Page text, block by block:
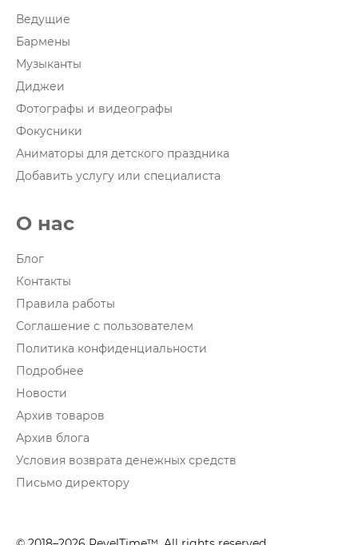
Ведущие
Бармены
Музыканты
Диджеи
Фотографы и видеографы
Фокусники
Аниматоры для детского праздника
Добавить услугу или специалиста
О нас
Блог
Контакты
Правила работы
Соглашение с пользователем
Политика конфиденциальности
Подробнее
Новости
Архив товаров
Архив блога
Условия возврата денежных средств
Письмо директору